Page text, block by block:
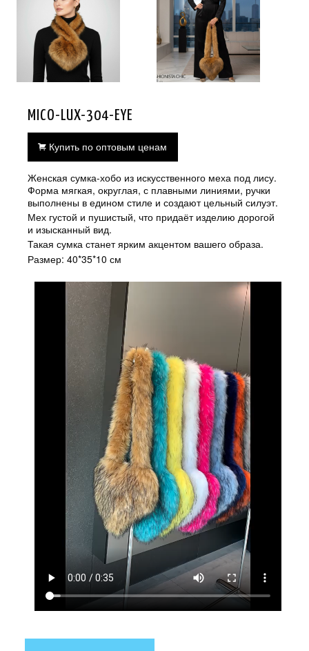
MICO-LUX-304-EYE
Купить по оптовым ценам
Женская сумка-хобо из искусственного меха под лису.
Форма мягкая, округлая, с плавными линиями, ручки
выполнены в едином стиле и создают цельный силуэт.
Мех густой и пушистый, что придаёт изделию дорогой
и изысканный вид.
Такая сумка станет ярким акцентом вашего образа.
Размер: 40*35*10 см